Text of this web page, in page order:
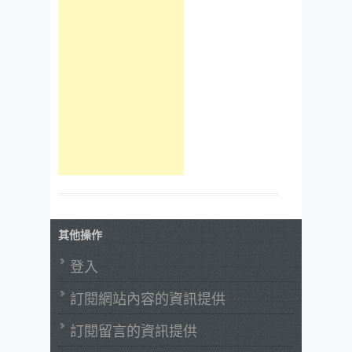
其他操作
登入
訂閱網站內容的資訊提供
訂閱留言的資訊提供